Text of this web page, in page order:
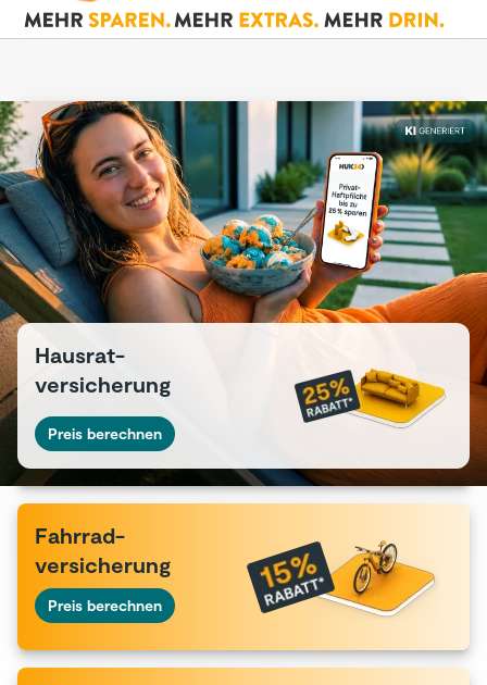
Hausrat-
versicherung
Preis berechnen
Fahrrad-
versicherung
Preis berechnen